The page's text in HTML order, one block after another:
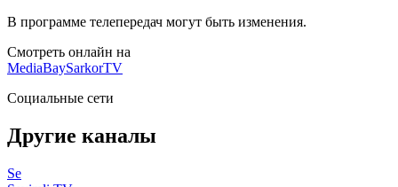
В программе телепередач могут быть изменения.
Смотреть онлайн на
MediaBaySarkorTV
Социальные сети
Другие каналы
Se